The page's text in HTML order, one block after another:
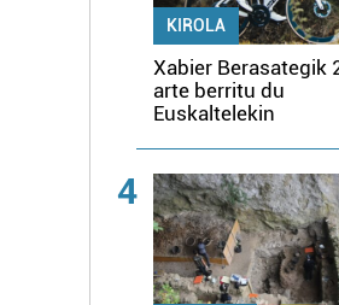
KIROLA
Xabier Berasategik
arte berritu du
Euskaltelekin
4